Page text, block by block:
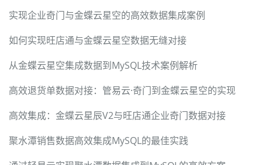
实现企业奇门与金蝶云星空的高效数据集成案例
如何实现旺店通与金蝶云星空数据无缝对接
从金蝶云星空集成数据到MySQL技术案例解析
高效退货单数据对接：管易云·奇门到金蝶云星空的实现
高效集成：金蝶云星辰V2与旺店通企业奇门数据对接
聚水潭销售数据高效集成MySQL的最佳实践